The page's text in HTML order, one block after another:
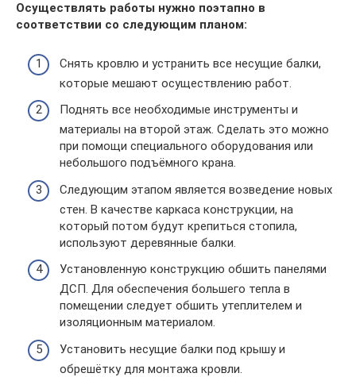
Осуществлять работы нужно поэтапно в
соответствии со следующим планом:
Снять кровлю и устранить все несущие балки,
которые мешают осуществлению работ.
Поднять все необходимые инструменты и
материалы на второй этаж. Сделать это можно
при помощи специального оборудования или
небольшого подъёмного крана.
Следующим этапом является возведение новых
стен. В качестве каркаса конструкции, на
который потом будут крепиться стопила,
используют деревянные балки.
Установленную конструкцию обшить панелями
ДСП. Для обеспечения большего тепла в
помещении следует обшить утеплителем и
изоляционным материалом.
Установить несущие балки под крышу и
обрешётку для монтажа кровли.